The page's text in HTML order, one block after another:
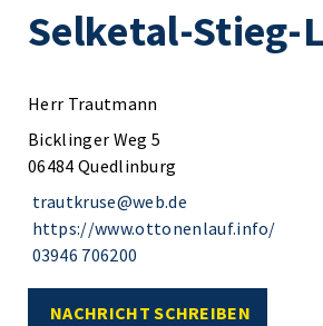
Selketal-Stieg-
Herr Trautmann
Bicklinger Weg 5
06484 Quedlinburg
trautkruse@web.de
https://www.ottonenlauf.info/
03946 706200
NACHRICHT SCHREIBEN